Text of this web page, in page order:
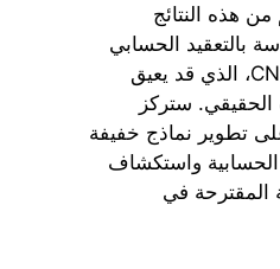
من هذه النتائج
بالتعقيد الحسابي
لنموذج CNN-Bi-LSTM، الذي قد يعيق
ستركز
تطوير نماذج خفيفة
الحسابية واستكشاف
المقترحة في